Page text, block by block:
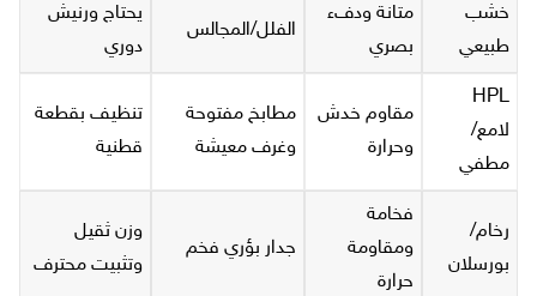
خشب
طبيعي
متانة ودفء
بصري
الفلل/المجالس
يحتاج ورنيش
دوري
HPL
لامع/
مطفي
مقاوم خدش
وحرارة
مطابخ مفتوحة
وغرف معيشة
تنظيف بقطعة
قطنية
رخام/
بورسلان
فخامة
ومقاومة
حرارة
جدار بؤري فخم
وزن ثقيل
وتثبيت محترف